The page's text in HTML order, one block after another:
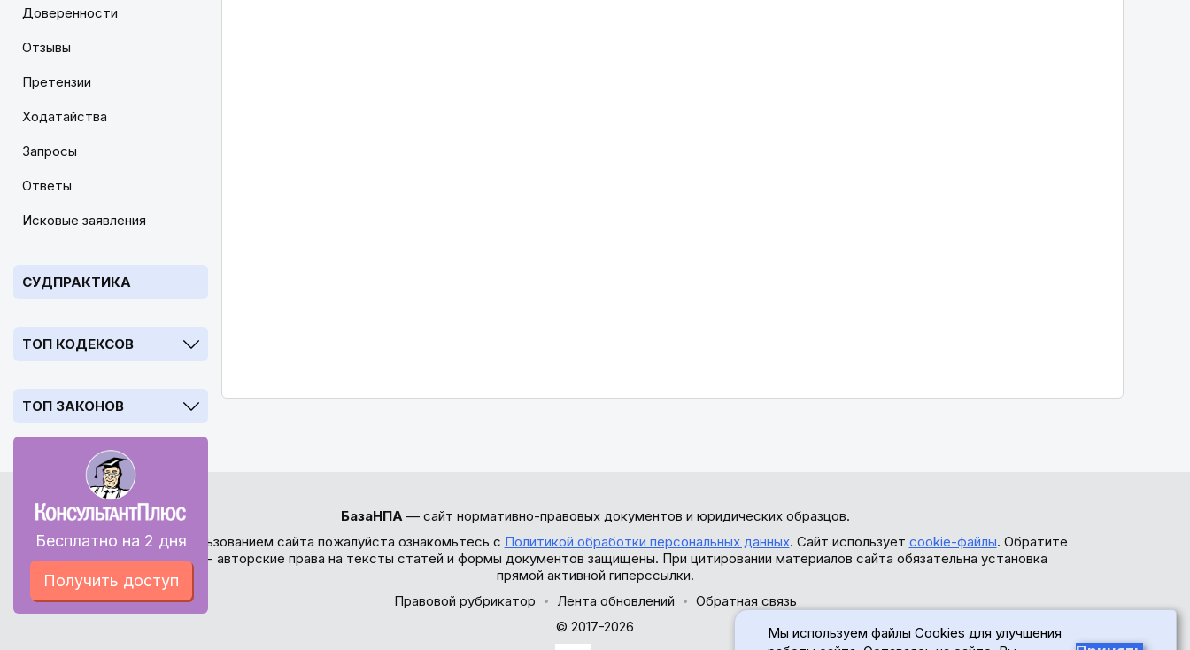
Доверенности
Отзывы
Претензии
Ходатайства
Запросы
Ответы
Исковые заявления
СУДПРАКТИКА
ТОП КОДЕКСОВ
ТОП ЗАКОНОВ
Бесплатно на 2 дня
Получить доступ
БазаНПА— сайт нормативно-правовых документов и юридических образцов.
Перед использованием сайта пожалуйста ознакомьтесь с Политикой обработки персональных данных. Сайт использует cookie-файлы. Обратите
внимание - авторские права на тексты статей и формы документов защищены. При цитировании материалов сайта обязательна установка
прямой активной гиперссылки.
Правовой рубрикатор
Лента обновлений
Обратная связь
© 2017-2026
Мы используем файлы Cookies для улучшения